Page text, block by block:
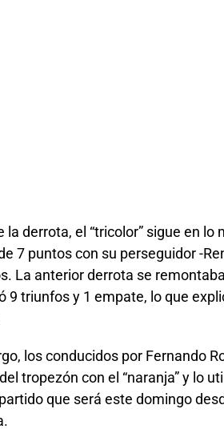
la derrota, el “tricolor” sigue en
7 puntos con su perseguidor -
La anterior derrota se
9 triunfos y 1 empate, lo que
los conducidos por Fernando
tropezón con el “naranja” y lo
que será este domingo